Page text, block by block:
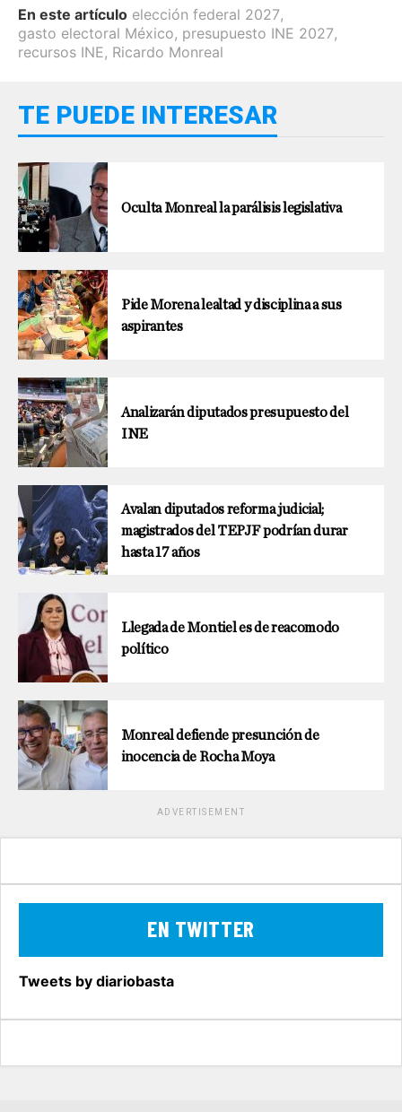
En este artículo elección federal 2027,
gasto electoral México, presupuesto INE 2027,
recursos INE, Ricardo Monreal
TE PUEDE INTERESAR
Oculta Monreal la parálisis legislativa
Pide Morena lealtad y disciplina a sus
aspirantes
Analizarán diputados presupuesto del
INE
Avalan diputados reforma judicial;
magistrados del TEPJF podrían durar
hasta 17 años
Llegada de Montiel es de reacomodo
político
Monreal defiende presunción de
inocencia de Rocha Moya
ADVERTISEMENT
EN TWITTER
Tweets by diariobasta